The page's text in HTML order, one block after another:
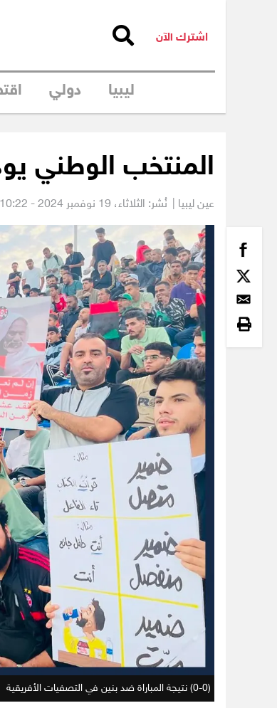
اشترك الآن
ليبيا دولي
المنتخب الوطني
عين ليبيا | نُشر: الثلاثاء،
(0-0) نتيجة المباراة ضد بنين في التصفيات الأفريقية